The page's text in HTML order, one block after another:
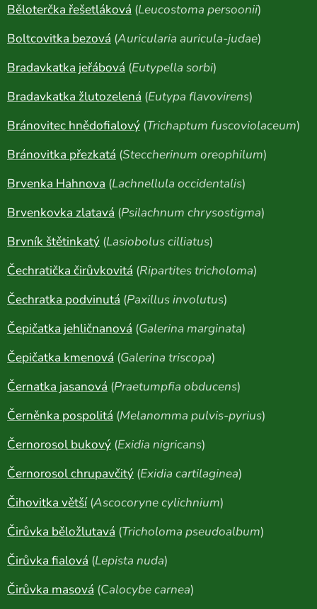
Běloterčka řešetláková (Leucostoma persoonii)
Boltcovitka bezová (Auricularia auricula-judae)
Bradavkatka jeřábová (Eutypella sorbi)
Bradavkatka žlutozelená (Eutypa flavovirens)
Bránovitec hnědofialový (Trichaptum fuscoviolaceum)
Bránovitka přezkatá (Steccherinum oreophilum)
Brvenka Hahnova (Lachnellula occidentalis)
Brvenkovka zlatavá (Psilachnum chrysostigma)
Brvník štětinkatý (Lasiobolus cilliatus)
Čechratička čirůvkovitá (Ripartites tricholoma)
Čechratka podvinutá (Paxillus involutus)
Čepičatka jehličnanová (Galerina marginata)
Čepičatka kmenová (Galerina triscopa)
Černatka jasanová (Praetumpfia obducens)
Černěnka pospolitá (Melanomma pulvis-pyrius)
Černorosol bukový (Exidia nigricans)
Černorosol chrupavčitý (Exidia cartilaginea)
Čihovitka větší(Ascocoryne cylichnium)
Čirůvka běložlutavá (Tricholoma pseudoalbum)
Čirůvka fialová (Lepista nuda)
Čirůvka masová (Calocybe carnea)